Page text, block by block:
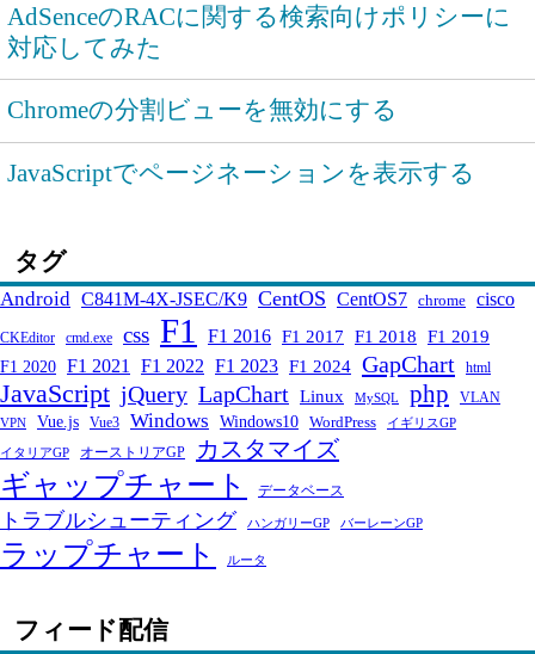
AdSenceのRACに関する検索向けポリシーに
対応してみた
Chromeの分割ビューを無効にする
JavaScriptでページネーションを表示する
タグ
Android C841M-4X-JSEC/K9 CentOS CentOS7 chrome cisco
CKEditor cmd.exe css F1 F1 2016 F1 2017 F1 2018 F1 2019
F1 2020 F1 2021 F1 2022 F1 2023 F1 2024 GapChart html
JavaScript jQuery LapChart Linux MySQL php VLAN
VPN Vue.js Vue3 Windows Windows10 WordPress イギリスGP
イタリアGP オーストリアGP カスタマイズ
ギャップチャート データベース
トラブルシューティング ハンガリーGP バーレーンGP
ラップチャート ルータ
フィード配信